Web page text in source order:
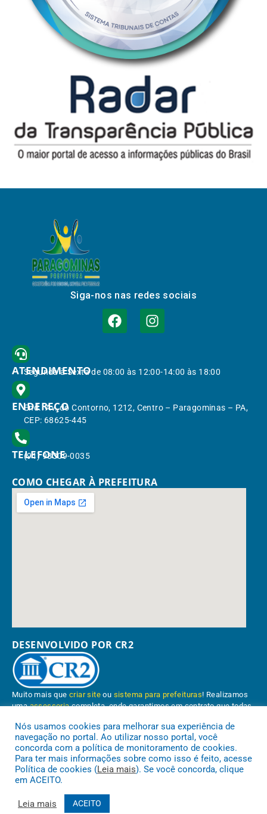
Siga-nos nas redes sociais
ATENDIMENTO
Segunda à Sexta de 08:00 às 12:00-14:00 às 18:00
ENDEREÇO
End.: Av. do Contorno, 1212, Centro – Paragominas – PA,
CEP: 68625-445
TELEFONE
(91) 98309-0035
COMO CHEGAR À PREFEITURA
DESENVOLVIDO POR CR2
Muito mais quecriar site ou sistema para prefeituras! Realizamos
umaassessoriacompleta, onde garantimos em contrato que todas
Conheça oPNTP e oRadar da Transparência Pública
Nós usamos cookies para melhorar sua experiência de
navegação no portal. Ao utilizar nosso portal, você
concorda com a política de monitoramento de cookies.
Para ter mais informações sobre como isso é feito, acesse
Política de cookies (Leia mais). Se você concorda, clique
em ACEITO.
Leia mais ACEITO